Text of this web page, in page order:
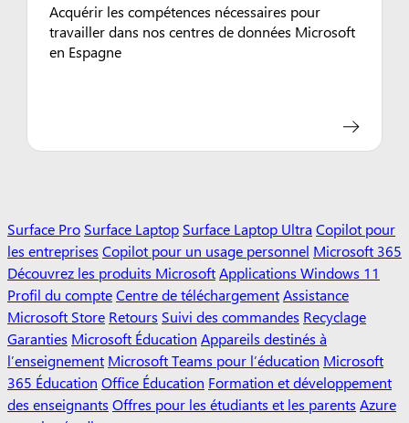
Acquérir les compétences nécessaires pour
travailler dans nos centres de données Microsoft
en Espagne
Surface Pro Surface Laptop Surface Laptop Ultra Copilot pour
les entreprises Copilot pour un usage personnel Microsoft 365
Découvrez les produits MicrosoftApplications Windows 11
Profil du compteCentre de téléchargementAssistance
Microsoft Store Retours Suivi des commandes Recyclage
Garanties Microsoft Éducation Appareils destinés à
l’enseignement Microsoft Teams pour l’éducation Microsoft
365 Éducation Office Éducation Formation et développement
des enseignants Offres pour les étudiants et les parents Azure